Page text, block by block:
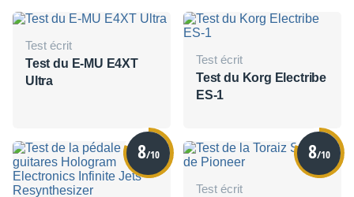
Test écrit
Test du E-MU E4XT
Ultra
Test écrit
Test du Korg Electribe
ES-1
8/10 8/10
Test écrit